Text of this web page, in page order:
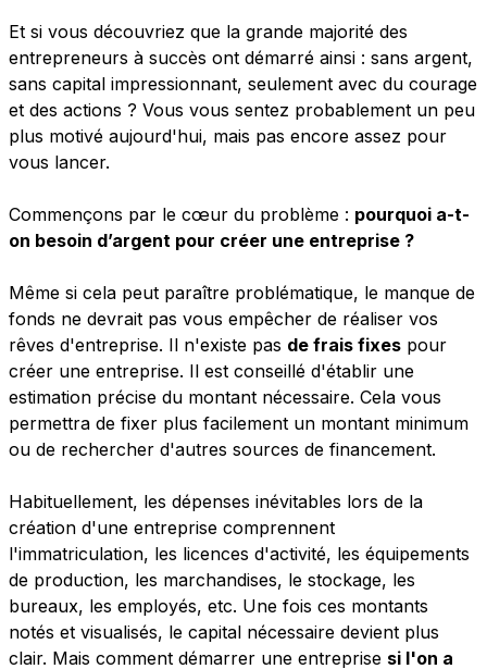
Et si vous découvriez que la grande majorité des
entrepreneurs à succès ont démarré ainsi : sans argent,
sans capital impressionnant, seulement avec du courage
et des actions ? Vous vous sentez probablement un peu
plus motivé aujourd'hui, mais pas encore assez pour
vous lancer.
Commençons par le cœur du problème : pourquoi a-t-
on besoin d’argent pour créer une entreprise ?
Même si cela peut paraître problématique, le manque de
fonds ne devrait pas vous empêcher de réaliser vos
rêves d'entreprise. Il n'existe pas de frais fixes pour
créer une entreprise. Il est conseillé d'établir une
estimation précise du montant nécessaire. Cela vous
permettra de fixer plus facilement un montant minimum
ou de rechercher d'autres sources de financement.
Habituellement, les dépenses inévitables lors de la
création d'une entreprise comprennent
l'immatriculation, les licences d'activité, les équipements
de production, les marchandises, le stockage, les
bureaux, les employés, etc. Une fois ces montants
notés et visualisés, le capital nécessaire devient plus
clair. Mais comment démarrer une entreprise si l'on a